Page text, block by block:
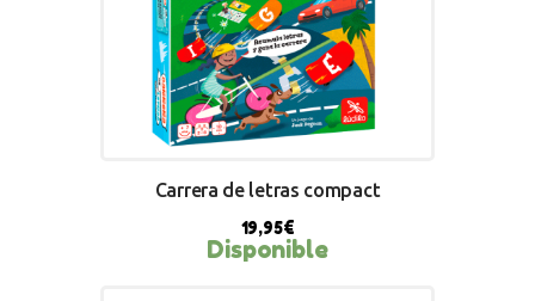
Carrera de letras compact
19,95€
Disponible